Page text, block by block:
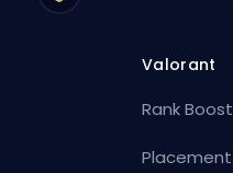
Valorant
Rank Boost
Placement